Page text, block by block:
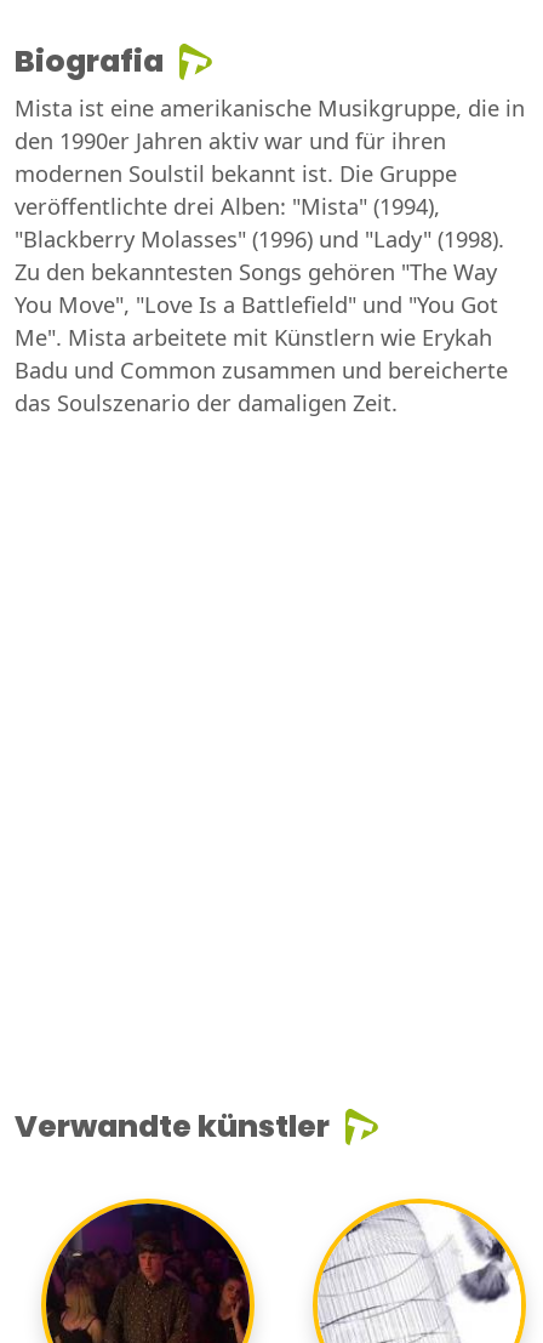
Biografia
Mista ist eine amerikanische Musikgruppe, die in
den 1990er Jahren aktiv war und für ihren
modernen Soulstil bekannt ist. Die Gruppe
veröffentlichte drei Alben: "Mista" (1994),
"Blackberry Molasses" (1996) und "Lady" (1998).
Zu den bekanntesten Songs gehören "The Way
You Move", "Love Is a Battlefield" und "You Got
Me". Mista arbeitete mit Künstlern wie Erykah
Badu und Common zusammen und bereicherte
das Soulszenario der damaligen Zeit.
Verwandte künstler